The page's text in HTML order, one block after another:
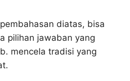
diatas, bisa
pilihan jawaban yang
mencela tradisi yang